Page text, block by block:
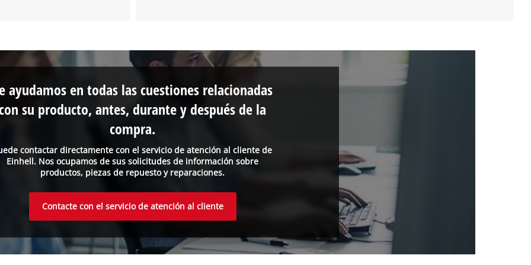
contactar directamente con el servicio de atención al cliente de
Einhell. Nos ocupamos de sus solicitudes de información sobre
productos, piezas de repuesto y reparaciones.
ayudamos en todas las cuestiones relacionadas
su producto, antes, durante y después de la
compra.
Contacte con el servicio de atención al cliente